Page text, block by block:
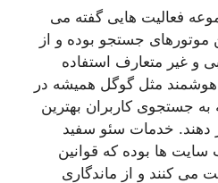
فعالیت هایی گفته می
موتورهای جستجو بوده و از
و غیر متعارف استفاده
مثل گوگل همیشه در
جستجوی کاربران بهترین
دهند. خدمات سئو سفید
ها بوده که قوانین
می کنند و از ماندگاری